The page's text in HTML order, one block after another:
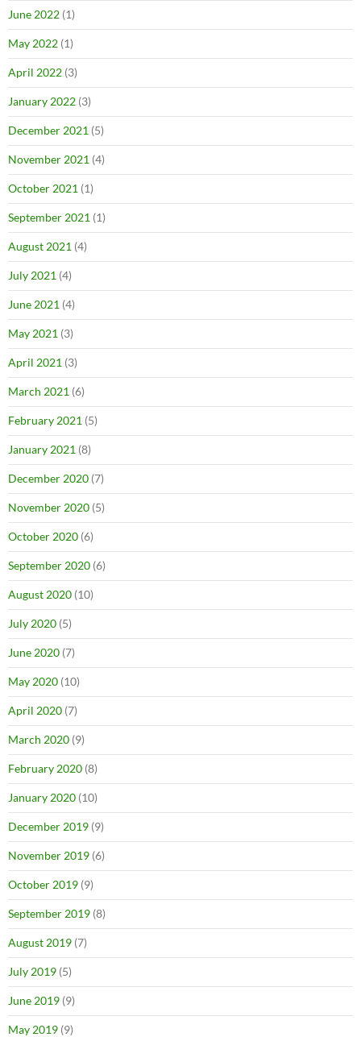
June 2022 (1)
May 2022 (1)
April 2022 (3)
January 2022 (3)
December 2021 (5)
November 2021 (4)
October 2021 (1)
September 2021 (1)
August 2021 (4)
July 2021 (4)
June 2021 (4)
May 2021 (3)
April 2021 (3)
March 2021 (6)
February 2021 (5)
January 2021 (8)
December 2020 (7)
November 2020 (5)
October 2020 (6)
September 2020 (6)
August 2020 (10)
July 2020 (5)
June 2020 (7)
May 2020 (10)
April 2020 (7)
March 2020 (9)
February 2020 (8)
January 2020 (10)
December 2019 (9)
November 2019 (6)
October 2019 (9)
September 2019 (8)
August 2019 (7)
July 2019 (5)
June 2019 (9)
May 2019 (9)